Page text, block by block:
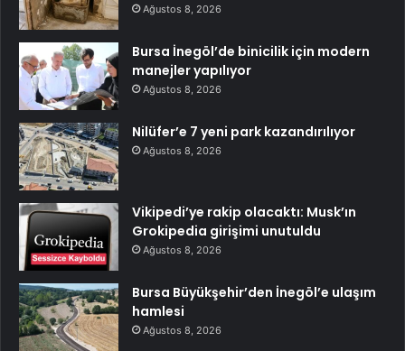
Ağustos 8, 2026
Bursa İnegöl’de binicilik için modern
manejler yapılıyor
Ağustos 8, 2026
Nilüfer’e 7 yeni park kazandırılıyor
Ağustos 8, 2026
Vikipedi’ye rakip olacaktı: Musk’ın
Grokipedia girişimi unutuldu
Ağustos 8, 2026
Bursa Büyükşehir’den İnegöl’e ulaşım
hamlesi
Ağustos 8, 2026